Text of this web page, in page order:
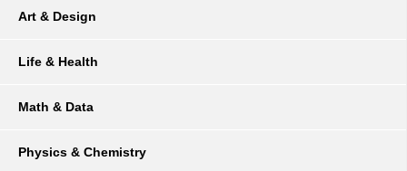
Art & Design
Life & Health
Math & Data
Physics & Chemistry